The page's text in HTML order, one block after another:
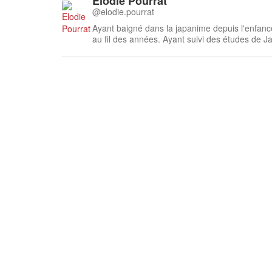
@elodie.pourrat
Ayant baigné dans la japanime depuis
au fil des années. Ayant suivi des études de